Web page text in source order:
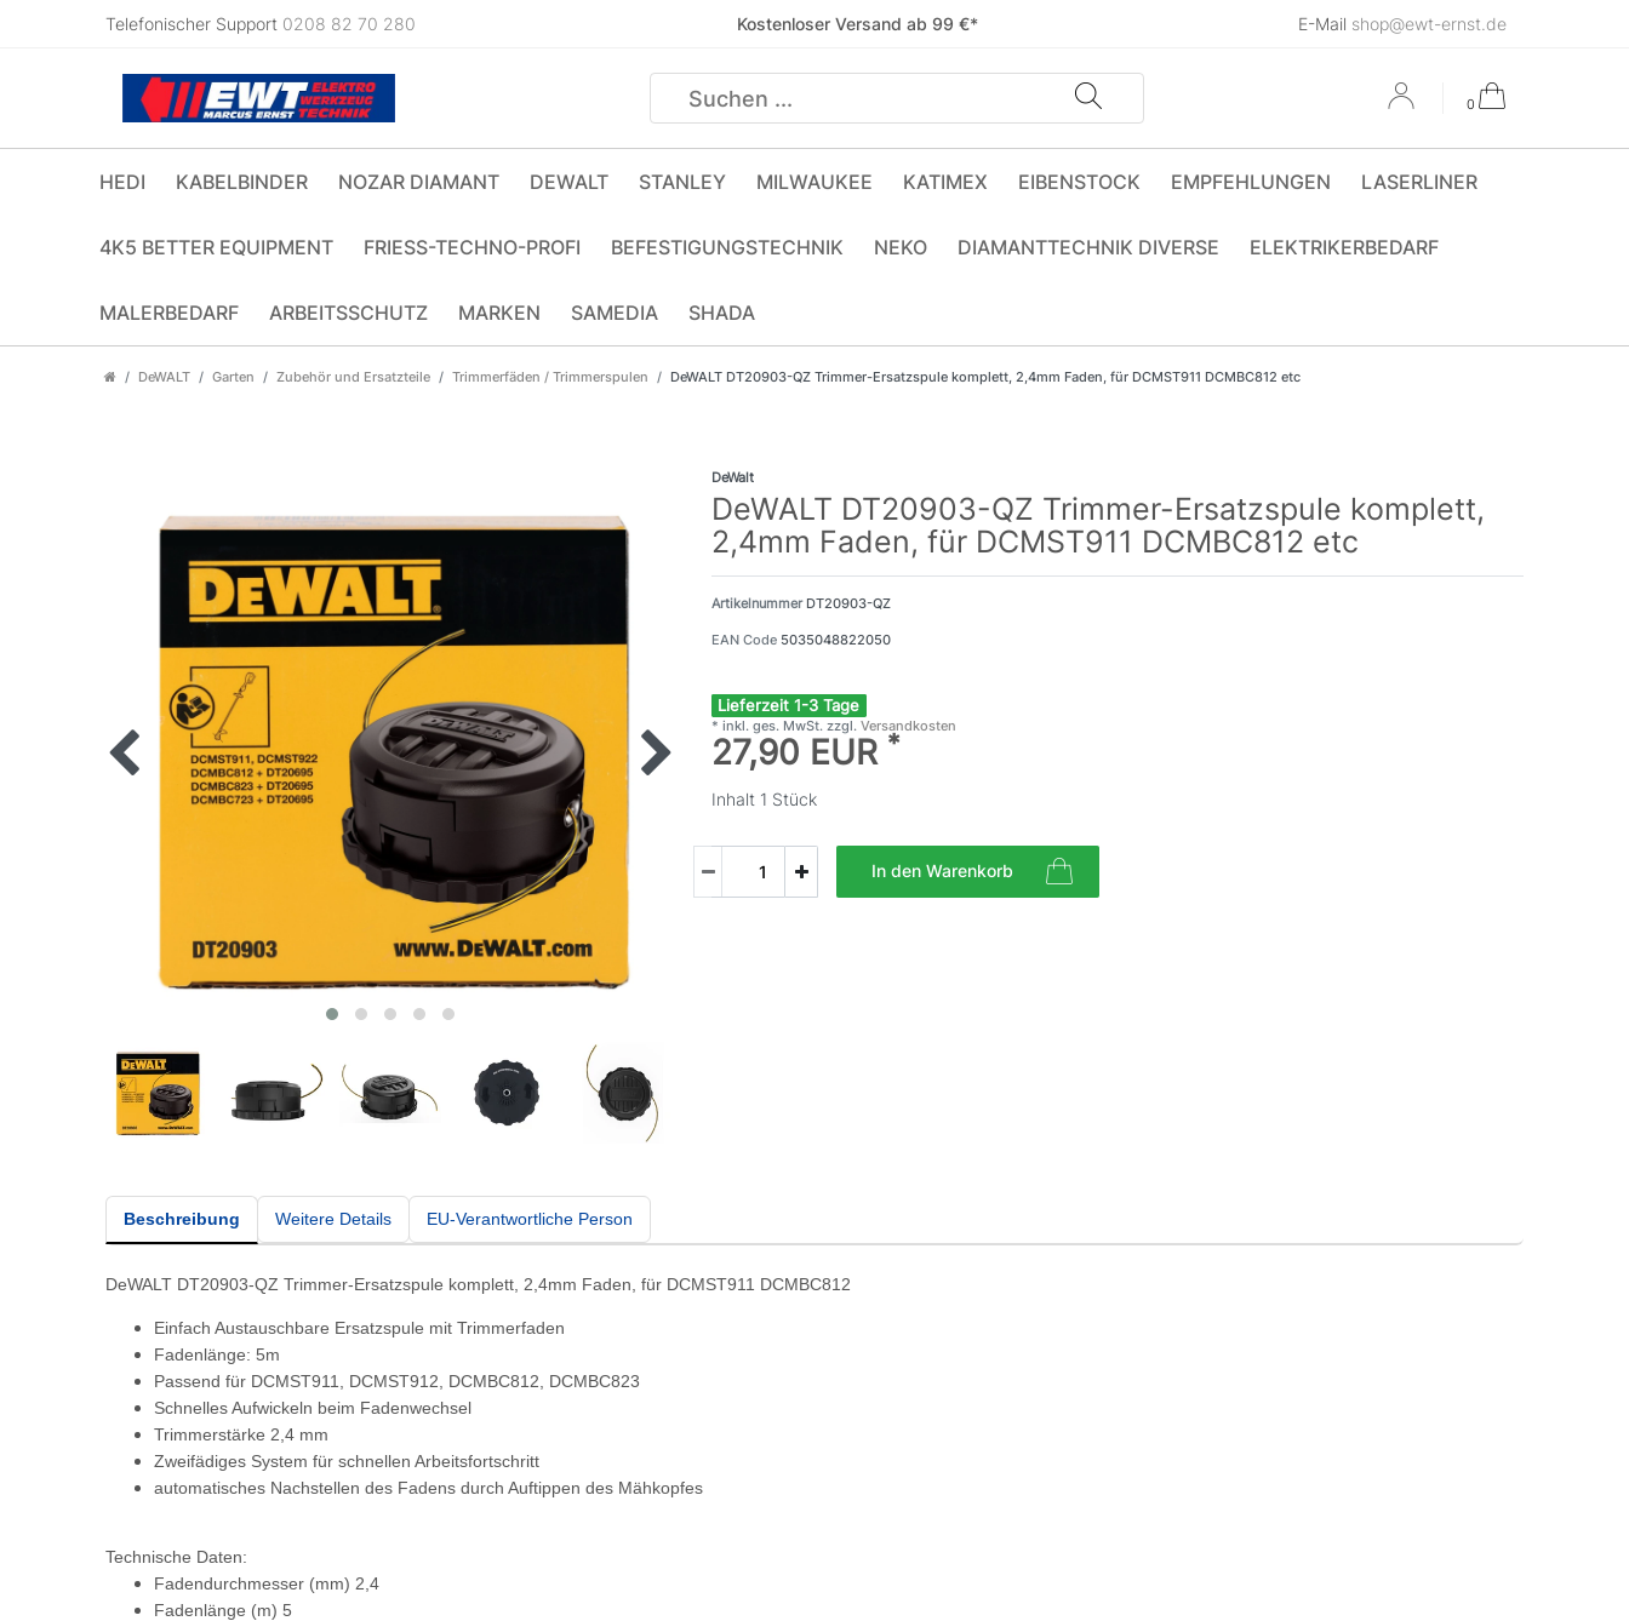
Telefonischer Support 0208 82 70 280 Kostenloser Versand ab 99 €* E-Mail shop@ewt-ernst.de
0
HEDI KABELBINDER NOZAR DIAMANT DEWALT STANLEY MILWAUKEE KATIMEX EIBENSTOCK EMPFEHLUNGEN LASERLINER
4K5 BETTER EQUIPMENT FRIESS-TECHNO-PROFI BEFESTIGUNGSTECHNIK NEKO DIAMANTTECHNIK DIVERSE ELEKTRIKERBEDARF
MALERBEDARF ARBEITSSCHUTZ MARKEN SAMEDIA SHADA
DeWALT Garten Zubehör und Ersatzteile Trimmerfäden / Trimmerspulen DeWALT DT20903-QZ Trimmer-Ersatzspule komplett, 2,4mm Faden, für DCMST911 DCMBC812 etc
DeWalt
DeWALT DT20903-QZ Trimmer-Ersatzspule komplett,
2,4mm Faden, für DCMST911 DCMBC812 etc
Artikelnummer DT20903-QZ
EAN Code 5035048822050
Lieferzeit 1-3 Tage
* inkl. ges. MwSt. zzgl. Versandkosten
27,90 EUR *
Inhalt 1 Stück
In den Warenkorb
Beschreibung Weitere Details EU-Verantwortliche Person
DeWALT DT20903-QZ Trimmer-Ersatzspule komplett, 2,4mm Faden, für DCMST911 DCMBC812
Einfach Austauschbare Ersatzspule mit Trimmerfaden
Fadenlänge: 5m
Passend für DCMST911, DCMST912, DCMBC812, DCMBC823
Schnelles Aufwickeln beim Fadenwechsel
Trimmerstärke 2,4 mm
Zweifädiges System für schnellen Arbeitsfortschritt
automatisches Nachstellen des Fadens durch Auftippen des Mähkopfes
Technische Daten:
Fadendurchmesser (mm) 2,4
Fadenlänge (m) 5